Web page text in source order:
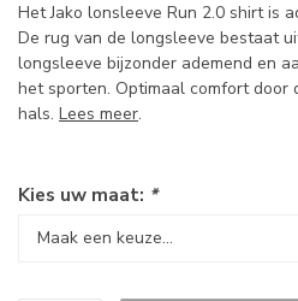
Het Jako lonsleeve Run 2.0 shirt is
De rug van de longsleeve bestaat
longsleeve bijzonder ademend en
het sporten. Optimaal comfort door
hals. Lees meer.
Kies uw maat: *